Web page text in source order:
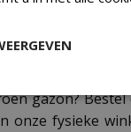
het binnen 24
zomer (mei/
gazon?
fysieke